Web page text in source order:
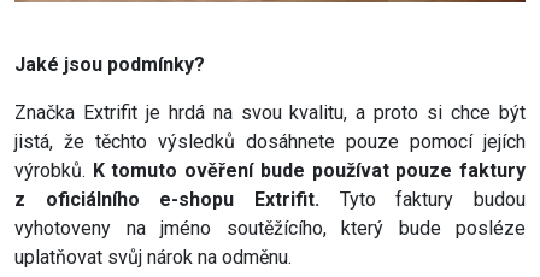
Jaké jsou podmínky?
Značka Extrifit je hrdá na svou kvalitu, a proto si chce být
jistá, že těchto výsledků dosáhnete pouze pomocí jejích
výrobků. K tomuto ověření bude používat pouze faktury
z oficiálního e-shopu Extrifit. Tyto faktury budou
vyhotoveny na jméno soutěžícího, který bude posléze
uplatňovat svůj nárok na odměnu.